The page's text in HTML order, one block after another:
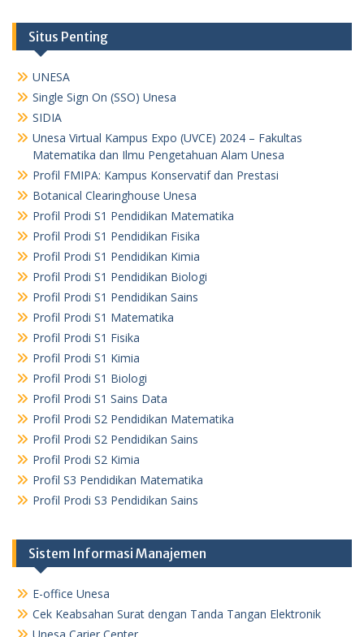
Situs Penting
UNESA
Single Sign On (SSO) Unesa
SIDIA
Unesa Virtual Kampus Expo (UVCE) 2024 – Fakultas
Matematika dan Ilmu Pengetahuan Alam Unesa
Profil FMIPA: Kampus Konservatif dan Prestasi
Botanical Clearinghouse Unesa
Profil Prodi S1 Pendidikan Matematika
Profil Prodi S1 Pendidikan Fisika
Profil Prodi S1 Pendidikan Kimia
Profil Prodi S1 Pendidikan Biologi
Profil Prodi S1 Pendidikan Sains
Profil Prodi S1 Matematika
Profil Prodi S1 Fisika
Profil Prodi S1 Kimia
Profil Prodi S1 Biologi
Profil Prodi S1 Sains Data
Profil Prodi S2 Pendidikan Matematika
Profil Prodi S2 Pendidikan Sains
Profil Prodi S2 Kimia
Profil S3 Pendidikan Matematika
Profil Prodi S3 Pendidikan Sains
Sistem Informasi Manajemen
E-office Unesa
Cek Keabsahan Surat dengan Tanda Tangan Elektronik